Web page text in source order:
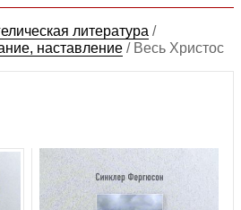
литература /
наставление / Весь Христос